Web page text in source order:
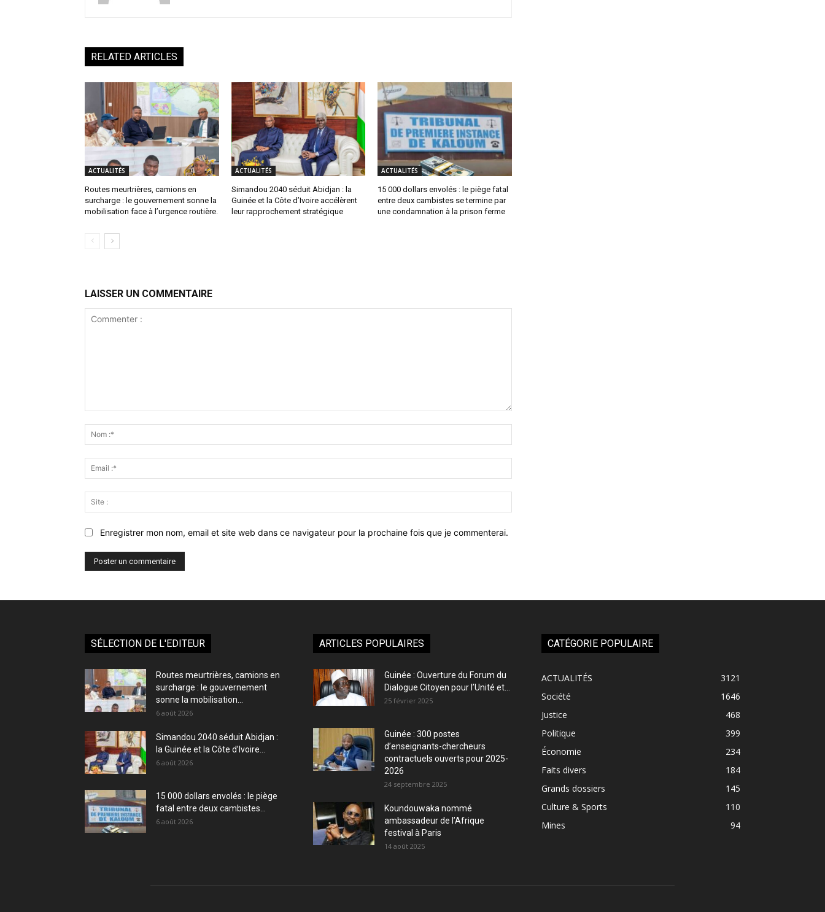
RELATED ARTICLES
ACTUALITÉS
Routes meurtrières, camions en
surcharge : le gouvernement sonne la
mobilisation face à l’urgence routière.
ACTUALITÉS
Simandou 2040 séduit Abidjan : la
Guinée et la Côte d’Ivoire accélèrent
leur rapprochement stratégique
ACTUALITÉS
15 000 dollars envolés : le piège fatal
entre deux cambistes se termine par
une condamnation à la prison ferme
LAISSER UN COMMENTAIRE
:*
:*
:
Enregistrer mon nom, email et site web dans ce navigateur pour la prochaine fois que je commenterai.
SÉLECTION DE L'EDITEUR
Routes meurtrières, camions en
surcharge : le gouvernement
sonne la mobilisation...
6 août 2026
Simandou 2040 séduit Abidjan :
la Guinée et la Côte d’Ivoire...
6 août 2026
15 000 dollars envolés : le piège
fatal entre deux cambistes...
6 août 2026
ARTICLES POPULAIRES
Guinée : Ouverture du Forum du
Dialogue Citoyen pour l’Unité et...
25 février 2025
Guinée : 300 postes
d’enseignants-chercheurs
contractuels ouverts pour 2025-
2026
24 septembre 2025
Koundouwaka nommé
ambassadeur de l’Afrique
festival à Paris
14 août 2025
CATÉGORIE POPULAIRE
ACTUALITÉS
3121
Société
1646
Justice
468
Politique
399
Économie
234
Faits divers
184
Grands dossiers
145
Culture & Sports
110
Mines
94